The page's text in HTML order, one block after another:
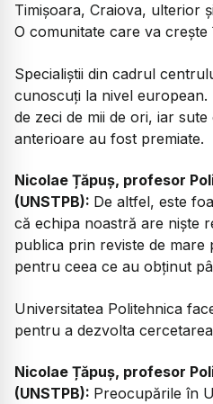
Timișoara, Craiova, ulterior
O comunitate care va crește
Specialiștii din cadrul
cunoscuți la nivel
de zeci de mii de ori, iar
anterioare au fost premiate.
Nicolae Țăpuș, profesor
(UNSTPB): De altfel, este
că echipa noastră are niște
publica prin reviste de mare
pentru ceea ce au obținut
Universitatea Politehnica
pentru a dezvolta
Nicolae Țăpuș, profesor
(UNSTPB): Preocupările în